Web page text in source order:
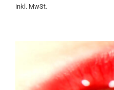
n
inkl. MwSt.